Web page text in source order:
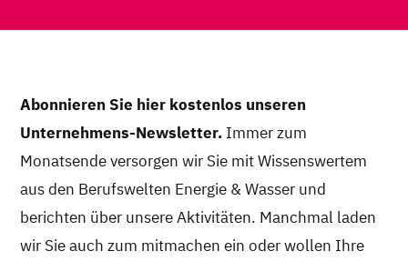
Abonnieren Sie hier kostenlos unseren
Unternehmens-Newsletter. Immer zum
Monatsende versorgen wir Sie mit Wissenswertem
aus den Berufswelten Energie & Wasser und
berichten über unsere Aktivitäten. Manchmal laden
wir Sie auch zum mitmachen ein oder wollen Ihre